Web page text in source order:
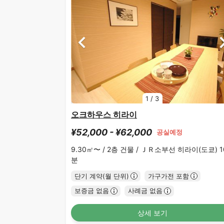
1 / 3
오크하우스 히라이
¥52,000 - ¥62,000 공실예정
9.30㎡〜 / 2층 건물 /
ＪＲ소부선 히라이(도쿄)
분
단기 계약(월 단위)
가구가전 포함
보증금 없음
사례금 없음
상세 보기